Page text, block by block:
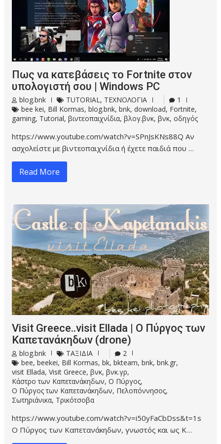
Πως να κατεβάσεις το Fortnite στον
υπολογιστή σου | Windows PC
blog.bnk TUTORIAL, ΤΕΧΝΟΛΟΓΙΑ
1
bee kei, Bill Kormas,blog.bnk,bnk,download, Fortnite,
gaming, Tutorial,βιντεοπαιχνίδια,βλογ.βνκ,βνκ,οδηγός
https://www.youtube.com/watch?v=SPnJsKNs88Q Αν
ασχολείστε με βιντεοπαιχνίδια ή έχετε παιδιά που …
Read More
Visit Greece..visit Ellada | Ο Πύργος των
Καπετανάκηδων (drone)
blog.bnk ΤΑΞΙΔΙΑ
2
bee,beekei, Bill Kormas,bk,bkteam,bnk,bnk.gr,
visit Ellada,Visit Greece,βνκ,βνκ.γρ,
Κάστρο των Καπετανάκηδων,Ο Πύργος,
Ο Πύργος των Καπετανάκηδων, Πελοπόννησος,
Σωτηριάνικα, Τρικότσοβα
https://www.youtube.com/watch?v=i50yFaCbDss&t=1s
Ο Πύργος των Καπετανάκηδων, γνωστός και ως Κ…